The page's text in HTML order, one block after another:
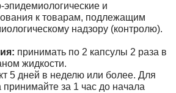
и
к товарам, подлежащим
надзору (контролю).
принимать по 2 капсулы 2 раза в
жидкости.
5 дней в неделю или более. Для
принимайте за 1 час до начала